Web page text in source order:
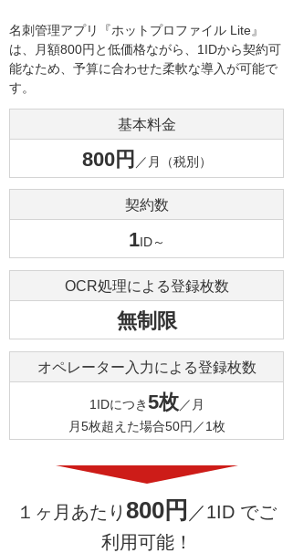
名刺管理アプリ『ホットプロファイル Lite』
は、月額800円と低価格ながら、1IDから契約可
能なため、予算に合わせた柔軟な導入が可能で
す。
基本料金
800円 ／月（税別）
契約数
1ID～
OCR処理による登録枚数
無制限
オペレーター入力による登録枚数
1IDにつき5枚 ／月
月5枚超えた場合50円／1枚
１ヶ月あたり 800円 ／1ID でご
利用可能！